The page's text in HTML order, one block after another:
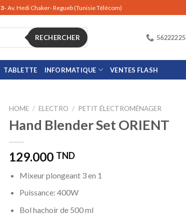
3- Av. Hedi Chaker- Regueb (Tunisie Télécom)
RECHERCHER 56222225
TABLETTE INFORMATIQUE VENTES FLASH
HOME / ELECTRO / PETIT ÉLECTROMÉNAGER
Hand Blender Set ORIENT
129.000 TND
Mixeur plongeant 3 en 1
Puissance: 400W
Bol hachoir de 500 ml